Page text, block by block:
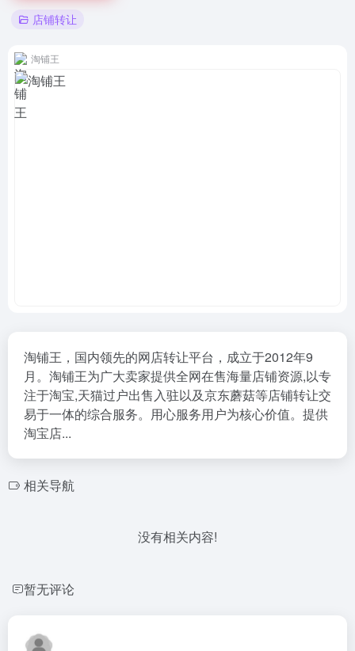
店铺转让
淘铺王
淘铺王，国内领先的网店转让平台，成立于2012年9
月。淘铺王为广大卖家提供全网在售海量店铺资源,以专
注于淘宝,天猫过户出售入驻以及京东蘑菇等店铺转让交
易于一体的综合服务。用心服务用户为核心价值。提供
淘宝店...
相关导航
没有相关内容!
暂无评论